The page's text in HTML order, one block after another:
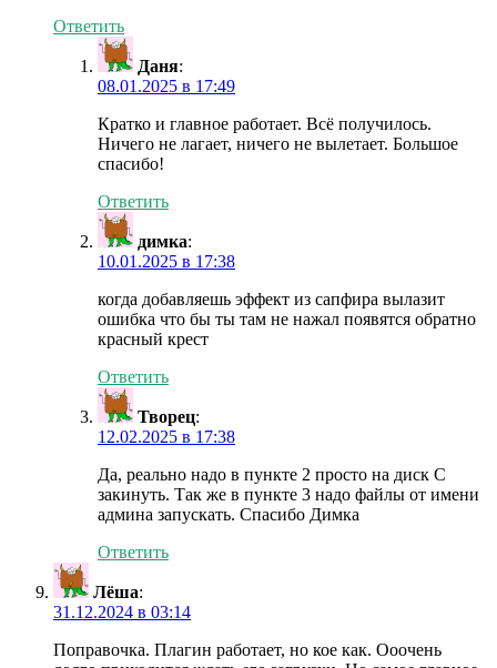
Ответить
Даня:
08.01.2025 в 17:49
Кратко и главное работает. Всё получилось.
Ничего не лагает, ничего не вылетает. Большое
спасибо!
Ответить
димка:
10.01.2025 в 17:38
когда добавляешь эффект из сапфира вылазит
ошибка что бы ты там не нажал появятся обратно
красный крест
Ответить
Творец:
12.02.2025 в 17:38
Да, реально надо в пункте 2 просто на диск C
закинуть. Так же в пункте 3 надо файлы от имени
админа запускать. Спасибо Димка
Ответить
Лёша:
31.12.2024 в 03:14
Поправочка. Плагин работает, но кое как. Ооочень